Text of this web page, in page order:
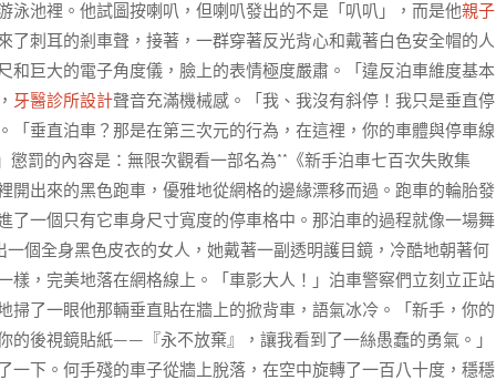
池裡。他試圖按喇叭，但喇叭發出的不是「叭叭」，而是他親子
刺耳的剎車聲，接著，一群穿著反光背心和戴著白色安全帽的人
和巨大的電子角度儀，臉上的表情極度嚴肅。「違反泊車維度基本
牙醫診所設計聲音充滿機械感。「我、我沒有斜停！我只是垂直停
垂直泊車？那是在第三次元的行為，在這裡，你的車體與停車線
罰的內容是：無限次觀看一部名為**《新手泊車七百次失敗集
出來的黑色跑車，優雅地從網格的邊緣漂移而過。跑車的輪胎發
一個只有它車身尺寸寬度的停車格中。那泊車的過程就像一場舞
個全身黑色皮衣的女人，她戴著一副透明護目鏡，冷酷地朝著何
，完美地落在網格線上。「車影大人！」泊車警察們立刻立正站
了一眼他那輛垂直貼在牆上的掀背車，語氣冰冷。「新手，你的
的後視鏡貼紙——『永不放棄』，讓我看到了一絲愚蠢的勇氣。」
下。何手殘的車子從牆上脫落，在空中旋轉了一百八十度，穩穩